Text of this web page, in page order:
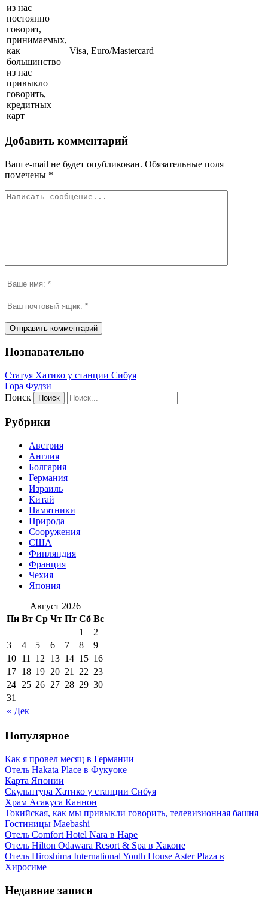
из нас
постоянно
говорит,
принимаемых,
как
большинство
из нас
привыкло
говорить,
кредитных
карт
Visa, Euro/Mastercard
Добавить комментарий
Ваш e-mail не будет опубликован. Обязательные поля
помечены *
Познавательно
Статуя Хатико у станции Сибуя
Гора Фудзи
Поиск
Рубрики
Австрия
Англия
Болгария
Германия
Израиль
Китай
Памятники
Природа
Сооружения
США
Финляндия
Франция
Чехия
Япония
Август 2026
Пн Вт Ср Чт Пт Сб Вс
« Дек
1
2
3
4 5 6 7 8
9
10 11 12 13 14 15 16
17 18 19 20 21 22 23
24 25 26 27 28 29 30
31
Популярное
Как я провел месяц в Германии
Отель Hakata Place в Фукуоке
Карта Японии
Скульптура Хатико у станции Сибуя
Храм Асакуса Каннон
Токийская, как мы привыкли говорить, телевизионная башня
Гостиницы Maebashi
Отель Comfort Hotel Nara в Наре
Отель Hilton Odawara Resort & Spa в Хаконе
Отель Hiroshima International Youth House Aster Plaza в
Хиросиме
Недавние записи